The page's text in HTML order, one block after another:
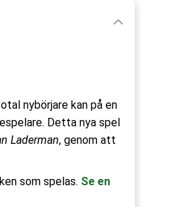
nybörjare kan på en
Detta nya spel
Laderman, genom att
som spelas. Se en